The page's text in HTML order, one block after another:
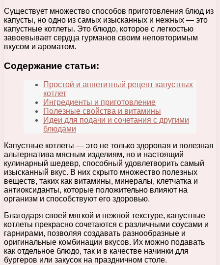
Существует множество способов приготовления блюд из
капусты, но одно из самых изысканных и нежных — это
капустные котлеты. Это блюдо, которое с легкостью
завоевывает сердца гурманов своим неповторимым
вкусом и ароматом.
Содержание статьи:
Простой и аппетитный рецепт капустных
котлет
Ингредиенты и приготовление
Полезные свойства и витамины
Идеи для подачи и сочетания с другими
блюдами
Капустные котлеты — это не только здоровая и полезная
альтернатива мясным изделиям, но и настоящий
кулинарный шедевр, способный удовлетворить самый
изысканный вкус. В них скрыто множество полезных
веществ, таких как витамины, минералы, клетчатка и
антиоксиданты, которые положительно влияют на
организм и способствуют его здоровью.
Благодаря своей мягкой и нежной текстуре, капустные
котлеты прекрасно сочетаются с различными соусами и
гарнирами, позволяя создавать разнообразные и
оригинальные комбинации вкусов. Их можно подавать
как отдельное блюдо, так и в качестве начинки для
бургеров или закусок на праздничном столе.